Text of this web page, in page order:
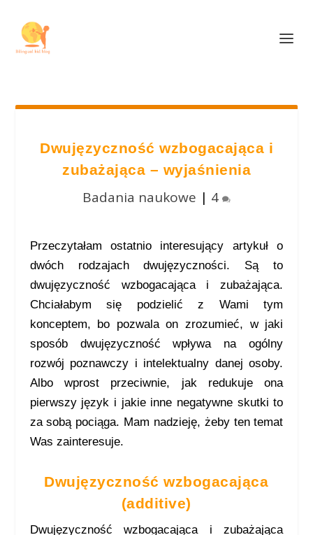
Dwujęzyczność wzbogacająca i
zubażająca – wyjaśnienia
Badania naukowe | 4
Przeczytałam ostatnio interesujący artykuł o
dwóch rodzajach dwujęzyczności. Są to
dwujęzyczność wzbogacająca i zubażająca.
Chciałabym się podzielić z Wami tym
konceptem, bo pozwala on zrozumieć, w jaki
sposób dwujęzyczność wpływa na ogólny
rozwój poznawczy i intelektualny danej osoby.
Albo wprost przeciwnie, jak redukuje ona
pierwszy język i jakie inne negatywne skutki to
za sobą pociąga. Mam nadzieję, żeby ten temat
Was zainteresuje.
Dwujęzyczność wzbogacająca
(additive)
Dwujęzyczność wzbogacająca i zubażająca